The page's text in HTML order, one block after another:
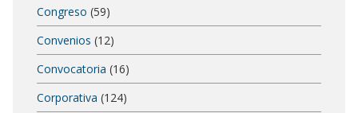
Congreso (59)
Convenios (12)
Convocatoria (16)
Corporativa (124)